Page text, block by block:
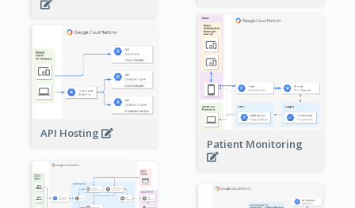
Patient Monitoring
API Hosting